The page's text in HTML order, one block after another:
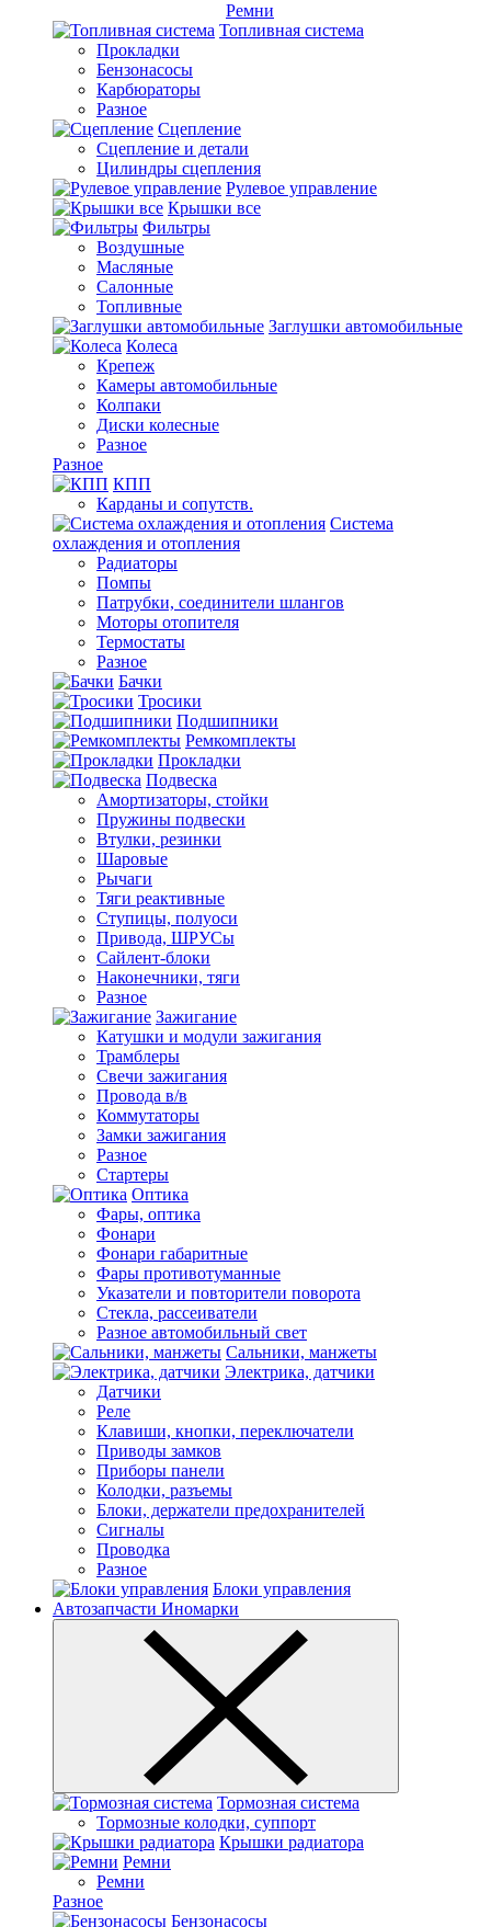
Ремни
Топливная система
Прокладки
Бензонасосы
Карбюраторы
Разное
Сцепление
Сцепление и детали
Цилиндры сцепления
Рулевое управление
Крышки все
Фильтры
Воздушные
Масляные
Салонные
Топливные
Заглушки автомобильные
Колеса
Крепеж
Камеры автомобильные
Колпаки
Диски колесные
Разное
Разное
КПП
Карданы и сопутств.
Система
охлаждения и отопления
Радиаторы
Помпы
Патрубки, соединители шлангов
Моторы отопителя
Термостаты
Разное
Бачки
Тросики
Подшипники
Ремкомплекты
Прокладки
Подвеска
Амортизаторы, стойки
Пружины подвески
Втулки, резинки
Шаровые
Рычаги
Тяги реактивные
Ступицы, полуоси
Привода, ШРУСы
Сайлент-блоки
Наконечники, тяги
Разное
Зажигание
Катушки и модули зажигания
Трамблеры
Свечи зажигания
Провода в/в
Коммутаторы
Замки зажигания
Разное
Стартеры
Оптика
Фары, оптика
Фонари
Фонари габаритные
Фары противотуманные
Указатели и повторители поворота
Стекла, рассеиватели
Разное автомобильный свет
Сальники, манжеты
Электрика, датчики
Датчики
Реле
Клавиши, кнопки, переключатели
Приводы замков
Приборы панели
Колодки, разъемы
Блоки, держатели предохранителей
Сигналы
Проводка
Разное
Блоки управления
Автозапчасти Иномарки
Тормозная система
Тормозные колодки, суппорт
Крышки радиатора
Ремни
Ремни
Разное
Бензонасосы